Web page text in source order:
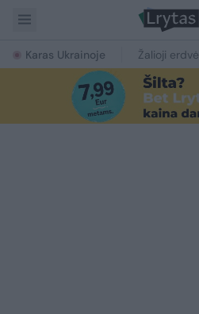
Karas Ukrainoje Žalioji erdvė